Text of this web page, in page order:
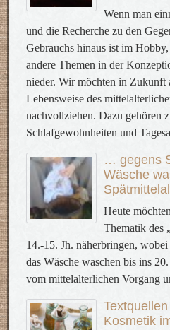
Wenn man
und die Recherche zu den
Gebrauchs hinaus ist im
andere Themen in der
nieder. Wir möchten in Zukunft
Lebensweise des
nachvollziehen. Dazu gehören
Schlafgewohnheiten und
… gegens
Wäsche
Heute
Thematik des
14.-15. Jh. näherbringen,
das Wäsche waschen bis ins
vom mittelalterlichen Vorgang
Kosmetik